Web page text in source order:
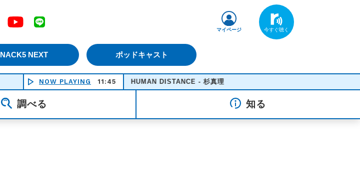
Facebook YouTube
NACK5 NEXT ポッドキャスト
マイページ
NOW PLAYING 11:45
HUMAN DISTANCE - 杉真理
調べる 知る